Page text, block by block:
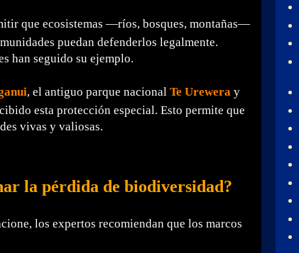
que ecosistemas —ríos, bosques, montañas—
puedan defenderlos legalmente.
han seguido su ejemplo.
, el antiguo parque nacional Te Urewera y
esta protección especial. Esto permite que
vivas y valiosas.
la pérdida de biodiversidad?
los expertos recomiendan que los marcos